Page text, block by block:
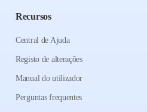
Recursos
Central de Ajuda
Registo de alterações
Manual do utilizador
Perguntas frequentes